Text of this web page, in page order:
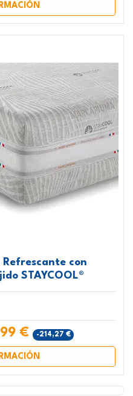
Refrescante con
STAYCOOL®
€ -214,27 €